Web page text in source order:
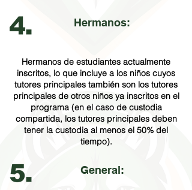
Hermanos:
Hermanos de estudiantes actualmente
inscritos, lo que incluye a los niños cuyos
tutores principales también son los tutores
principales de otros niños ya inscritos en el
programa (en el caso de custodia
compartida, los tutores principales deben
tener la custodia al menos el 50% del
tiempo).
General: